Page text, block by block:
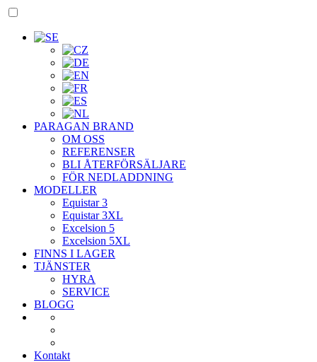
PARAGAN BRAND
OM OSS
REFERENSER
BLI ÅTERFÖRSÄLJARE
FÖR NEDLADDNING
MODELLER
Equistar 3
Equistar 3XL
Excelsion 5
Excelsion 5XL
FINNS I LAGER
TJÄNSTER
HYRA
SERVICE
BLOGG
Kontakt